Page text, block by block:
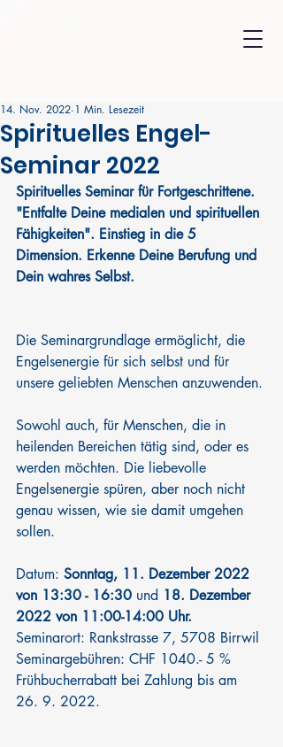
Spirituelles Engel-
Seminar 2022
14. Nov. 2022 1 Min. Lesezeit
Spirituelles Seminar für Fortgeschrittene.
"Entfalte Deine medialen und spirituellen
Fähigkeiten". Einstieg in die 5
Dimension. Erkenne Deine Berufung und
Dein wahres Selbst.
Die Seminargrundlage ermöglicht, die
Engelsenergie für sich selbst und für
unsere geliebten Menschen anzuwenden.
Sowohl auch, für Menschen, die in
heilenden Bereichen tätig sind, oder es
werden möchten. Die liebevolle
Engelsenergie spüren, aber noch nicht
genau wissen, wie sie damit umgehen
sollen.
Datum: Sonntag, 11. Dezember 2022
von 13:30 - 16:30 und 18. Dezember
2022 von 11:00-14:00 Uhr.
Seminarort: Rankstrasse 7, 5708 Birrwil
Seminargebühren: CHF 1040.- 5 %
Frühbucherrabatt bei Zahlung bis am
26. 9. 2022.